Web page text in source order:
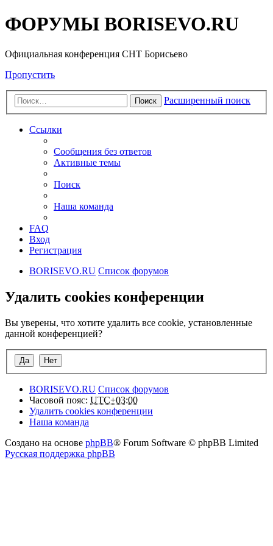
ФОРУМЫ BORISEVO.RU
Официальная конференция СНТ Борисьево
Пропустить
Поиск Расширенный поиск
Ссылки
Сообщения без ответов
Активные темы
Поиск
Наша команда
FAQ
Вход
Регистрация
BORISEVO.RU Список форумов
Удалить cookies конференции
Вы уверены, что хотите удалить все cookie, установленные
данной конференцией?
BORISEVO.RU Список форумов
Часовой пояс: UTC+03:00
Удалить cookies конференции
Наша команда
Создано на основе phpBB® Forum Software © phpBB Limited
Русская поддержка phpBB